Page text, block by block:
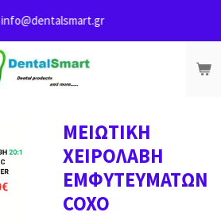
info@dentalsmart.gr
ΜΕΙΩΤΙΚΗ
ΧΕΙΡΟΛΑΒΗ
ΕΜΦΥΤΕΥΜΑΤΩΝ
COXO